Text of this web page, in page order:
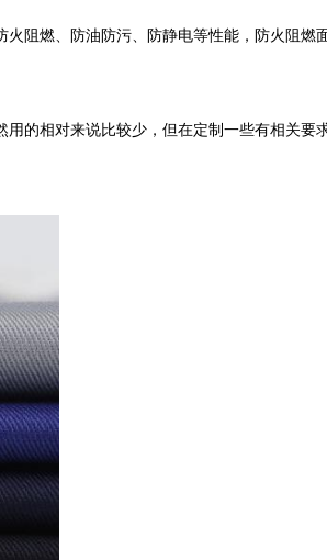
阻燃、防油防污、防静电等性能，防火阻燃
的相对来说比较少，但在定制一些有相关要